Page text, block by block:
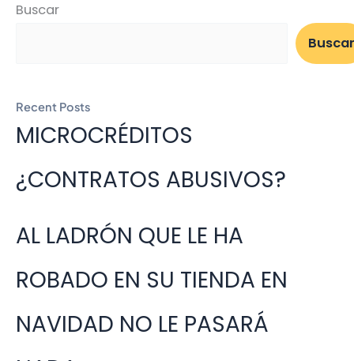
Buscar
Buscar
Recent Posts
MICROCRÉDITOS
¿CONTRATOS ABUSIVOS?
AL LADRÓN QUE LE HA
ROBADO EN SU TIENDA EN
NAVIDAD NO LE PASARÁ